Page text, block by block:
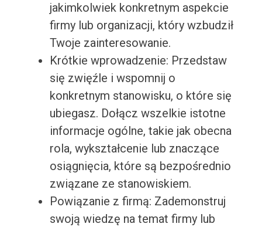
jakimkolwiek konkretnym aspekcie
firmy lub organizacji, który wzbudził
Twoje zainteresowanie.
Krótkie wprowadzenie: Przedstaw
się zwięźle i wspomnij o
konkretnym stanowisku, o które się
ubiegasz. Dołącz wszelkie istotne
informacje ogólne, takie jak obecna
rola, wykształcenie lub znaczące
osiągnięcia, które są bezpośrednio
związane ze stanowiskiem.
Powiązanie z firmą: Zademonstruj
swoją wiedzę na temat firmy lub